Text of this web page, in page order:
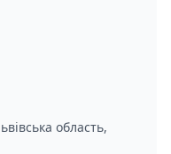
область,